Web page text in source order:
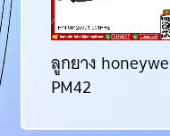
ลูกยาง
PM42